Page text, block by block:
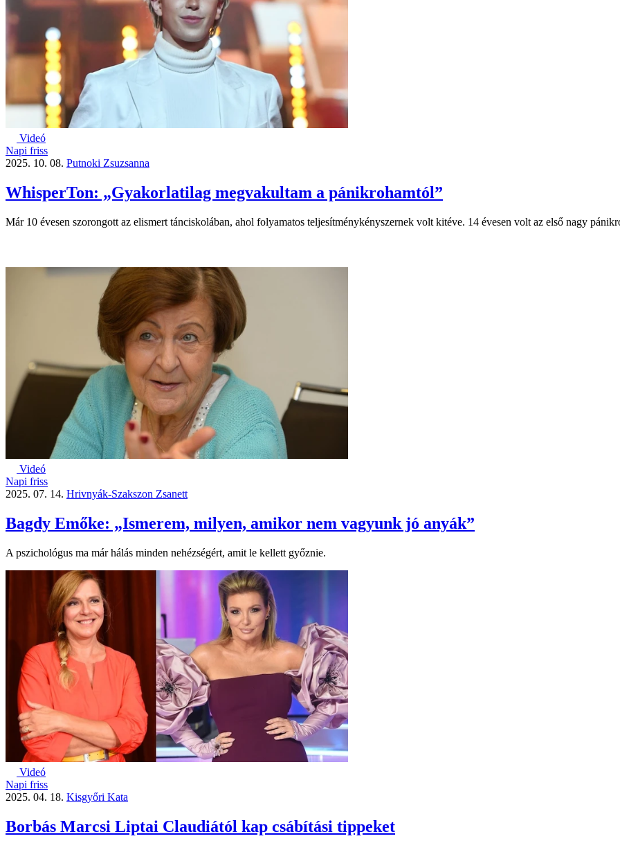
Videó
Napi friss
2025. 10. 08. Putnoki Zsuzsanna
WhisperTon: „Gyakorlatilag megvakultam a pánikrohamtól”
Már 10 évesen szorongott az elismert tánciskolában, ahol folyamatos teljesítménykényszernek volt kitéve. 14 évesen volt az első nagy
Videó
Napi friss
2025. 07. 14. Hrivnyák-Szakszon Zsanett
Bagdy Emőke: „Ismerem, milyen, amikor nem vagyunk jó anyák”
A pszichológus ma már hálás minden nehézségért, amit le kellett győznie.
Videó
Napi friss
2025. 04. 18. Kisgyőri Kata
Borbás Marcsi Liptai Claudiától kap csábítási tippeket